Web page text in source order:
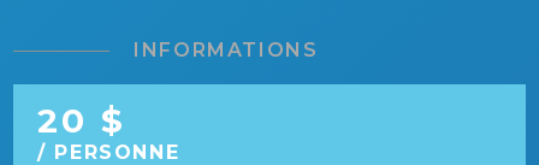
INFORMATIONS
20 $
/ PERSONNE